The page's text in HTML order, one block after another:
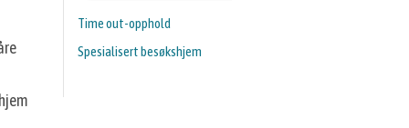
Time out-opphold
Spesialisert besøkshjem